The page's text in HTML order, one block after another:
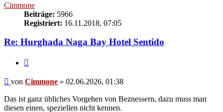
Cimmone
Beiträge: 5966
Registriert: 16.11.2018, 07:05
Re: Hurghada Naga Bay Hotel Sentido
Beitrag
von Cimmone » 02.06.2026, 01:38
Das ist ganz übliches Vorgehen von Beznessern, dazu muss man
diesen einen, speziellen nicht kennen.